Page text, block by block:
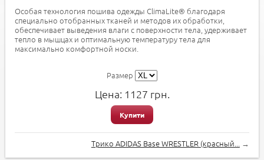
Особая технология пошива одежды ClimaLite® благодаря
специально отобранных тканей и методов их обработки,
обеспечивает выведения влаги с поверхности тела, удерживает
тепло в мышцах и оптимальную температуру тела для
максимально комфортной носки.
Размер
Цена: 1127 грн.
Купити
Трико ADIDAS Base WRESTLER (красный...→